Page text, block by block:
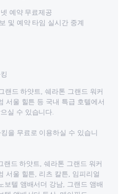
예약 무료제공
및 예약 타임 실시간 중계
랜드 하얏트, 쉐라톤 그랜드 워커
서울 힐튼 등 국내 특급 호텔에서
실 수 있습니다.
을 무료로 이용하실 수 있습니
랜드 하얏트, 쉐라톤 그랜드 워커
서울 힐튼, 리츠 칼튼, 임피리얼
보텔 앰배서더 강남, 그랜드 앰배